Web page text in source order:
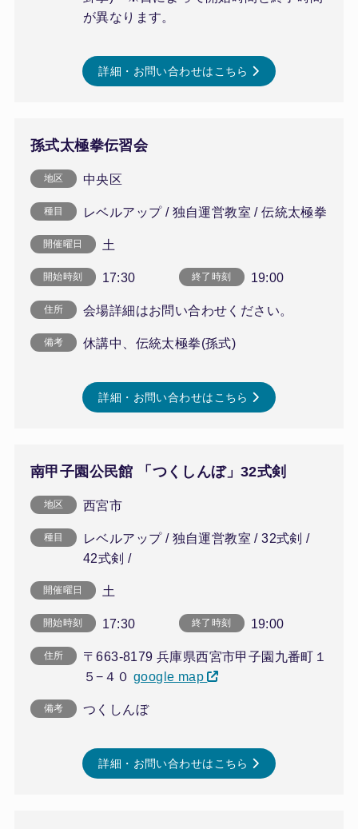
が異なります。
詳細・お問い合わせはこちら
孫式太極拳伝習会
地区 中央区
種目 レベルアップ / 独自運営教室 / 伝統太極拳
開催曜日 土
開始時刻 17:30 終了時刻 19:00
住所 会場詳細はお問い合わせください。
備考 休講中、伝統太極拳(孫式)
詳細・お問い合わせはこちら
南甲子園公民館 「つくしんぼ」32式剣
地区 西宮市
種目
レベルアップ / 独自運営教室 / 32式剣 /
42式剣 /
開催曜日 土
開始時刻 17:30 終了時刻 19:00
住所
〒663-8179 兵庫県西宮市甲子園九番町１
５−４０ google map
備考 つくしんぼ
詳細・お問い合わせはこちら